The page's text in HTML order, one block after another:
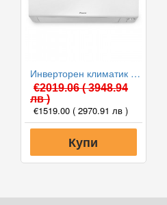
Инверторен климатик Daikin FTXM35A/RXM35A PERFERA WiFi 2024, 12000 BTU, Клас A+++
€2019.06( 3948.94
лв )
€1519.00 ( 2970.91 лв )
Купи